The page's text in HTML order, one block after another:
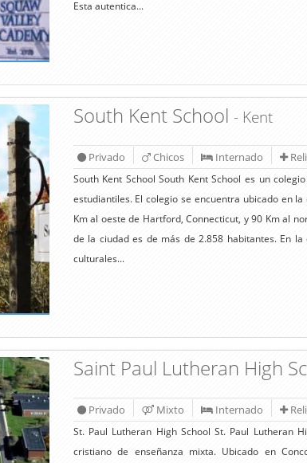
Esta autentica...
South Kent School - Kent
Privado Chicos Internado
South Kent School South Kent School es un
estudiantiles. El colegio se encuentra ubicado en
Km al oeste de Hartford, Connecticut, y 90 Km al
de la ciudad es de más de 2.858 habitantes. En
culturales...
Saint Paul Lutheran High
Privado Mixto Internado
St. Paul Lutheran High School St. Paul Lutheran
cristiano de enseñanza mixta. Ubicado en